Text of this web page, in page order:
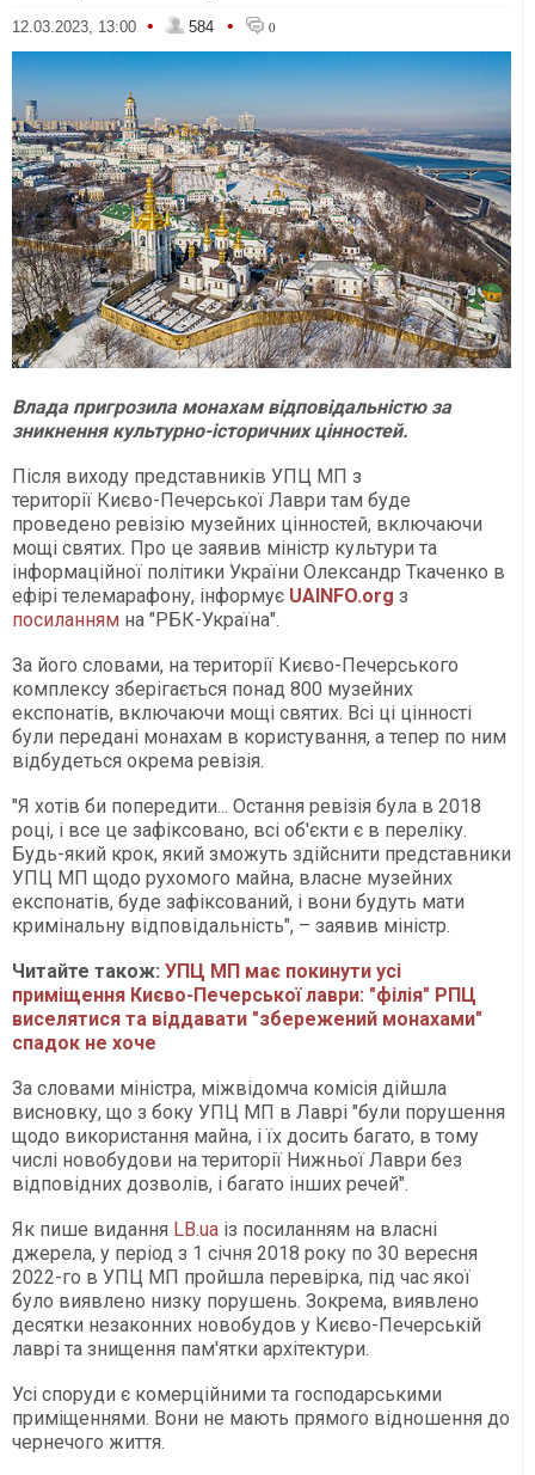
12.03.2023, 13:00 • 584 • 0
Влада пригрозила монахам відповідальністю за
зникнення культурно-історичних цінностей.
Після виходу представників УПЦ МП з
території Києво-Печерської Лаври там буде
проведено ревізію музейних цінностей, включаючи
мощі святих. Про це заявив міністр культури та
інформаційної політики України Олександр Ткаченко в
ефірі телемарафону, інформує UAINFO.org з
посиланням на "РБК-Україна".
За його словами, на території Києво-Печерського
комплексу зберігається понад 800 музейних
експонатів, включаючи мощі святих. Всі ці цінності
були передані монахам в користування, а тепер по ним
відбудеться окрема ревізія.
"Я хотів би попередити... Остання ревізія була в 2018
році, і все це зафіксовано, всі об'єкти є в переліку.
Будь-який крок, який зможуть здійснити представники
УПЦ МП щодо рухомого майна, власне музейних
експонатів, буде зафіксований, і вони будуть мати
кримінальну відповідальність", – заявив міністр.
Читайте також: УПЦ МП має покинути усі
приміщення Києво-Печерської лаври: "філія" РПЦ
виселятися та віддавати "збережений монахами"
спадок не хоче
За словами міністра, міжвідомча комісія дійшла
висновку, що з боку УПЦ МП в Лаврі "були порушення
щодо використання майна, і їх досить багато, в тому
числі новобудови на території Нижньої Лаври без
відповідних дозволів, і багато інших речей".
Як пише видання LB.ua із посиланням на власні
джерела, у період з 1 січня 2018 року по 30 вересня
2022-го в УПЦ МП пройшла перевірка, під час якої
було виявлено низку порушень. Зокрема, виявлено
десятки незаконних новобудов у Києво-Печерській
лаврі та знищення пам'ятки архітектури.
Усі споруди є комерційними та господарськими
приміщеннями. Вони не мають прямого відношення до
чернечого життя.